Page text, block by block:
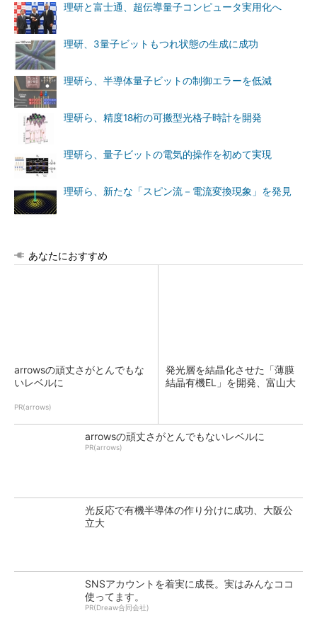
理研と富士通、超伝導量子コンピュータ実用化へ
理研、3量子ビットもつれ状態の生成に成功
理研ら、半導体量子ビットの制御エラーを低減
理研ら、精度18桁の可搬型光格子時計を開発
理研ら、量子ビットの電気的操作を初めて実現
理研ら、新たな「スピン流－電流変換現象」を発見
あなたにおすすめ
arrowsの頑丈さがとんでもな
いレベルに
PR(arrows)
発光層を結晶化させた「薄膜
結晶有機EL」を開発、富山大
arrowsの頑丈さがとんでもないレベルに
PR(arrows)
光反応で有機半導体の作り分けに成功、大阪公
立大
SNSアカウントを着実に成長。実はみんなココ
使ってます。
PR(Dreaw合同会社)